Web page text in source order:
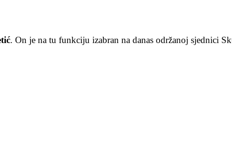
. On je na tu funkciju izabran na danas održanoj sjednici